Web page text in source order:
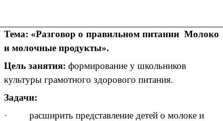
Тема: «Разговор о правильном питании Молоко
и молочные продукты».
Цель занятия: формирование у школьников
культуры грамотного здорового питания.
Задачи:
· расширить представление детей о молоке и